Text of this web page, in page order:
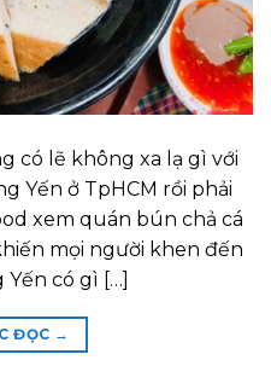
có lẽ không xa lạ gì với
Yến ở TpHCM rồi phải
xem quán bún chả cá
mọi người khen đến
Yến có gì […]
ĐỌC →